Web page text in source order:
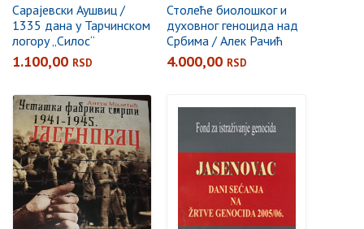
Сарајевски Аушвиц /
1335 дана у Тарчинском
логору „Силос“
1.100,00 RSD
Столеће биолошког и
духовног геноцида над
Србима / Алек Рачић
4.000,00 RSD